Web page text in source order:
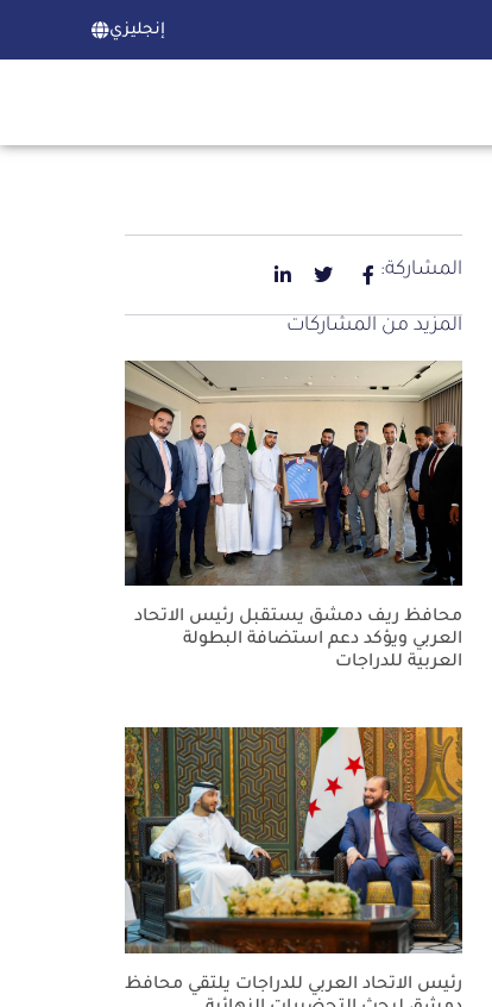
إنجليزي
المشاركة:
المزيد من المشاركات
محافظ ريف دمشق يستقبل رئيس الاتحاد
العربي ويؤكد دعم استضافة البطولة
العربية للدراجات
رئيس الاتحاد العربي للدراجات يلتقي محافظ